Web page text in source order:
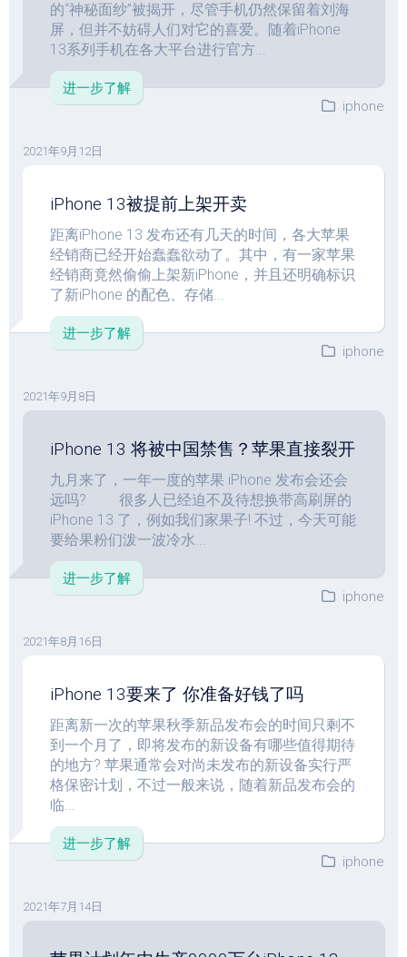
的“神秘面纱”被揭开，尽管手机仍然保留着刘海
屏，但并不妨碍人们对它的喜爱。随着iPhone
13系列手机在各大平台进行官方...
进一步了解
iphone
2021年9月12日
iPhone 13被提前上架开卖
距离iPhone 13 发布还有几天的时间，各大苹果
经销商已经开始蠢蠢欲动了。其中，有一家苹果
经销商竟然偷偷上架新iPhone，并且还明确标识
了新iPhone 的配色、存储...
进一步了解
iphone
2021年9月8日
iPhone 13 将被中国禁售？苹果直接裂开
九月来了，一年一度的苹果 iPhone 发布会还会
远吗? 很多人已经迫不及待想换带高刷屏的
iPhone 13 了，例如我们家果子! 不过，今天可能
要给果粉们泼一波冷水...
进一步了解
iphone
2021年8月16日
iPhone 13要来了 你准备好钱了吗
距离新一次的苹果秋季新品发布会的时间只剩不
到一个月了，即将发布的新设备有哪些值得期待
的地方? 苹果通常会对尚未发布的新设备实行严
格保密计划，不过一般来说，随着新品发布会的
临...
进一步了解
iphone
2021年7月14日